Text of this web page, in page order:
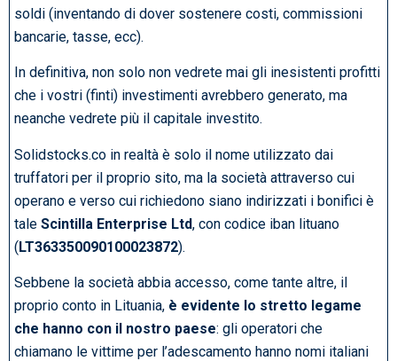
soldi (inventando di dover sostenere costi, commissioni
bancarie, tasse, ecc).
In definitiva, non solo non vedrete mai gli inesistenti profitti
che i vostri (finti) investimenti avrebbero generato, ma
neanche vedrete più il capitale investito.
Solidstocks.co in realtà è solo il nome utilizzato dai
truffatori per il proprio sito, ma la società attraverso cui
operano e verso cui richiedono siano indirizzati i bonifici è
tale Scintilla Enterprise Ltd, con codice iban lituano
(LT363350090100023872).
Sebbene la società abbia accesso, come tante altre, il
proprio conto in Lituania, è evidente lo stretto legame
che hanno con il nostro paese: gli operatori che
chiamano le vittime per l’adescamento hanno nomi italiani